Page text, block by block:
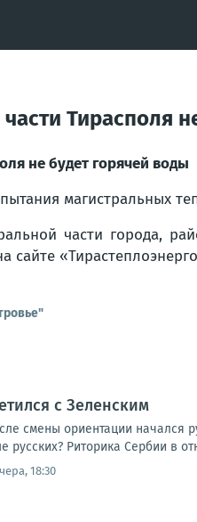
Тирасполя
не будет горячей воды
магистральных
части города,
сайте
с Зеленским
смены ориентации начался
русских? Риторика Сербии в
18:30